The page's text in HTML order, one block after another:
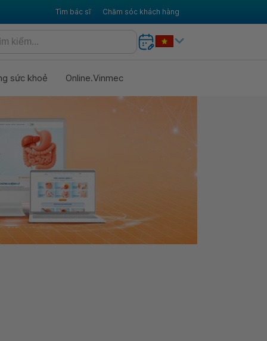
Tìm bác sĩ Chăm sóc khách hàng
sức khoẻ Online.Vinmec